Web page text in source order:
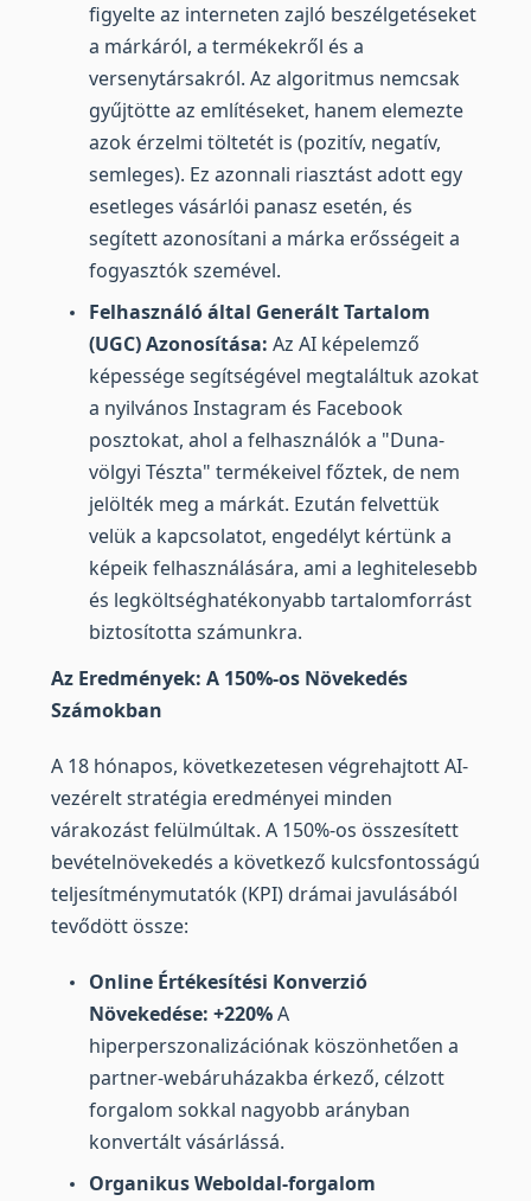
figyelte az interneten zajló beszélgetéseket
a márkáról, a termékekről és a
versenytársakról. Az algoritmus nemcsak
gyűjtötte az említéseket, hanem elemezte
azok érzelmi töltetét is (pozitív, negatív,
semleges). Ez azonnali riasztást adott egy
esetleges vásárlói panasz esetén, és
segített azonosítani a márka erősségeit a
fogyasztók szemével.
Felhasználó által Generált Tartalom
(UGC) Azonosítása: Az AI képelemző
képessége segítségével megtaláltuk azokat
a nyilvános Instagram és Facebook
posztokat, ahol a felhasználók a "Duna-
völgyi Tészta" termékeivel főztek, de nem
jelölték meg a márkát. Ezután felvettük
velük a kapcsolatot, engedélyt kértünk a
képeik felhasználására, ami a leghitelesebb
és legköltséghatékonyabb tartalomforrást
biztosította számunkra.
Az Eredmények: A 150%-os Növekedés
Számokban
A 18 hónapos, következetesen végrehajtott AI-
vezérelt stratégia eredményei minden
várakozást felülmúltak. A 150%-os összesített
bevételnövekedés a következő kulcsfontosságú
teljesítménymutatók (KPI) drámai javulásából
tevődött össze:
Online Értékesítési Konverzió
Növekedése: +220%A
hiperperszonalizációnak köszönhetően a
partner-webáruházakba érkező, célzott
forgalom sokkal nagyobb arányban
konvertált vásárlássá.
Organikus Weboldal-forgalom